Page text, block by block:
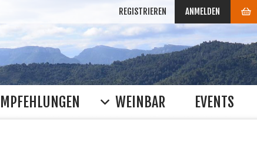
REGISTRIEREN ANMELDEN
WEINBAR EVENTS